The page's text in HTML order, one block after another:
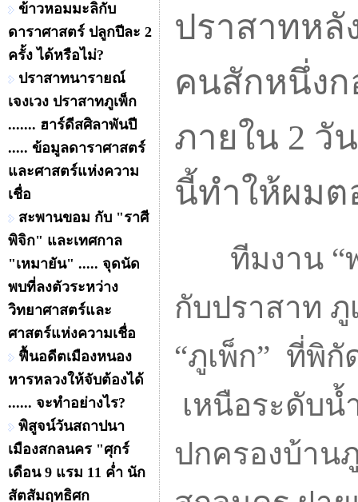
ข้าวหอมมะลิกับ
ดาราศาสตร์ ปลูกปีละ 2
ครั้ง ได้หรือไม่?
ปราสาทนารายณ์
เจงเวง ปราสาทภูเพ็ก
....... ฮาร์ดีสศิลาพันปี
..... ข้อมูลดาราศาสตร์
และศาสตร์แห่งความ
เชื่อ
สะพานขอม กับ "ราศี
พิจิก" และเทศกาล
"เหมายัน" ..... จุดนัด
พบที่ลงตัวระหว่าง
วิทยาศาสตร์และ
ศาสตร์แห่งความเชื่อ
ฟื้นอดีตเมืองหนอง
หารหลวงให้จับต้องได้
...... จะทำอย่างไร?
พิสูจน์วันสถาปนา
เมืองสกลนคร "ศุกร์
เดือน 9 แรม 11 ค่ำ นัก
สัตสัมฤทธิศก
ปราสาทหลั
คนสักหนึ่งก
ภายใน 2 วั
นี้ทำให้ผมต
ทีมงาน “พ
กับปราสาท
“ภูเพ็ก” ที่พิกั
เหนือระดับน้
ปกครองบ้าน